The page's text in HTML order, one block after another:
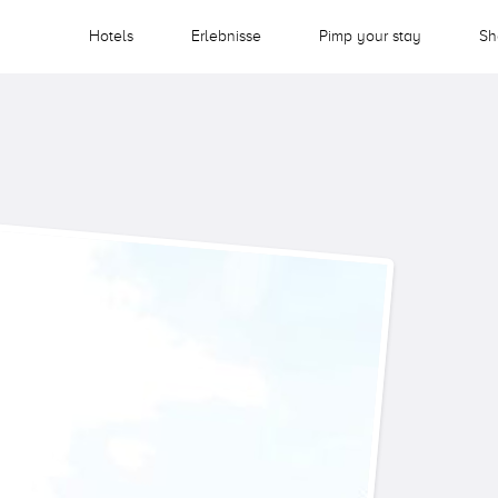
Hotels Erlebnisse Pimp your stay